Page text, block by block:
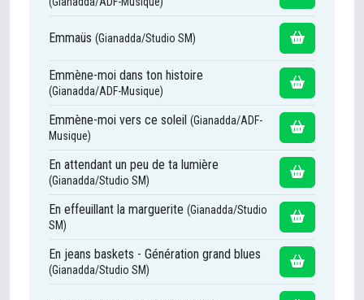
Emmaüs (Gianadda/Studio SM)
Emmène-moi dans ton histoire
(Gianadda/ADF-Musique)
Emmène-moi vers ce soleil (Gianadda/ADF-
Musique)
En attendant un peu de ta lumière
(Gianadda/Studio SM)
En effeuillant la marguerite (Gianadda/Studio
SM)
En jeans baskets - Génération grand blues
(Gianadda/Studio SM)